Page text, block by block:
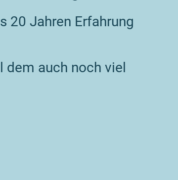
20 Jahren Erfahrung
dem auch noch viel